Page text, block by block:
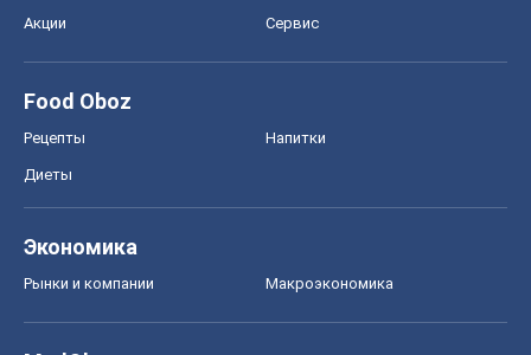
Акции Сервис
Food Oboz
Рецепты Напитки
Диеты
Экономика
Рынки и компании Mакроэкономика